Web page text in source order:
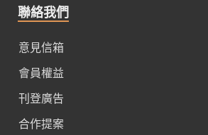
聯絡我們
意見信箱
會員權益
刊登廣告
合作提案